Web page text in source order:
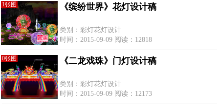
1张图 《缤纷世界》花灯设计稿
类别：彩灯花灯设计
时间：2015-09-09 阅读：12818
0张图 《二龙戏珠》门灯设计稿
类别：彩灯花灯设计
时间：2015-09-09 阅读：12173